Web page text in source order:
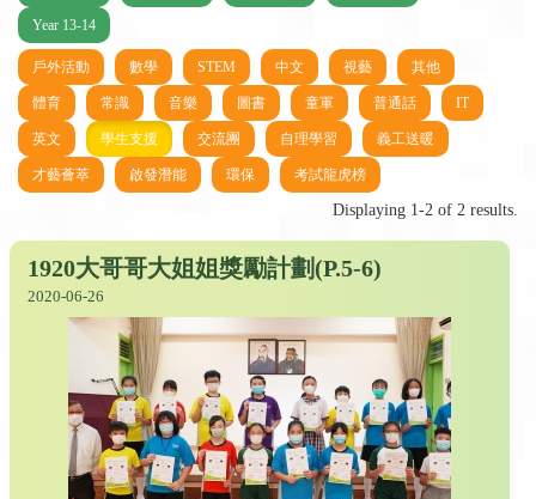
Year 13-14
戶外活動 數學 STEM 中文 視藝 其他
體育 常識 音樂 圖書 童軍 普通話 IT
英文 學生支援 交流團 自理學習 義工送暖
才藝薈萃 啟發潛能 環保 考試龍虎榜
Displaying 1-2 of 2 results.
1920大哥哥大姐姐獎勵計劃(P.5-6)
2020-06-26